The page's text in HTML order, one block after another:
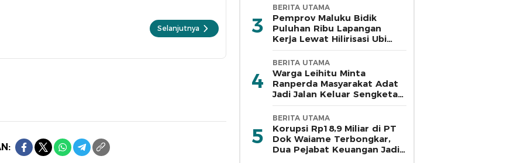
Selanjutnya 3
BERITA UTAMA
Pemprov Maluku Bidik
Puluhan Ribu Lapangan
Kerja Lewat Hilirisasi Ubi
Kayu di Bursel
4
BERITA UTAMA
Warga Leihitu Minta
Ranperda Masyarakat Adat
Jadi Jalan Keluar Sengketa
Enam Dusun Tanjung Sial
5
BERITA UTAMA
Korupsi Rp18,9 Miliar di PT
Dok Waiame Terbongkar,
Dua Pejabat Keuangan Jadi